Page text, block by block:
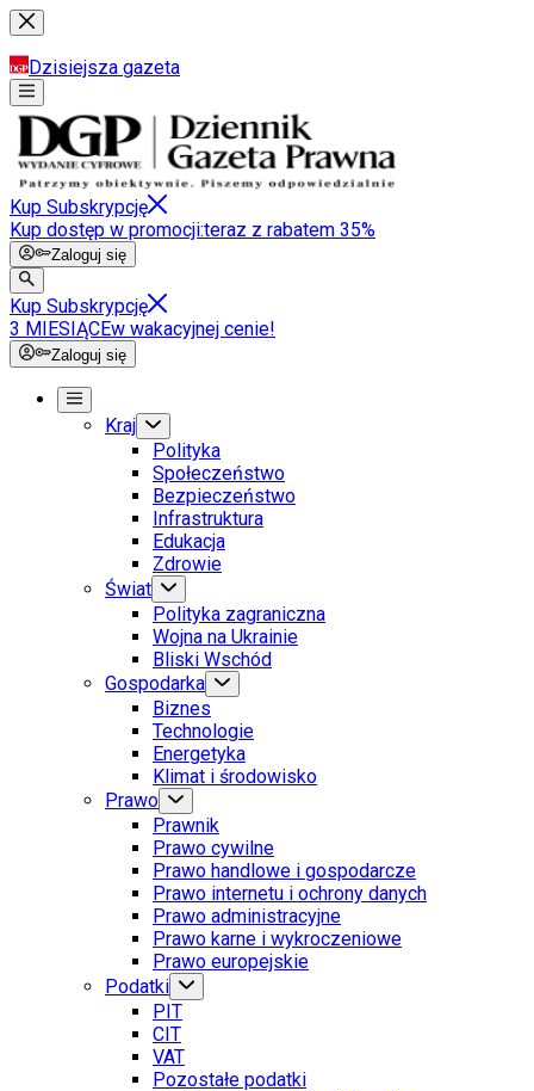
Dzisiejsza gazeta
Kup Subskrypcję
Kup dostęp w promocji:teraz z rabatem 35%
Zaloguj się
Kup Subskrypcję
3 MIESIĄCEw wakacyjnej cenie!
Zaloguj się
Kraj
Polityka
Społeczeństwo
Bezpieczeństwo
Infrastruktura
Edukacja
Zdrowie
Świat
Polityka zagraniczna
Wojna na Ukrainie
Bliski Wschód
Gospodarka
Biznes
Technologie
Energetyka
Klimat i środowisko
Prawo
Prawnik
Prawo cywilne
Prawo handlowe i gospodarcze
Prawo internetu i ochrony danych
Prawo administracyjne
Prawo karne i wykroczeniowe
Prawo europejskie
Podatki
PIT
CIT
VAT
Pozostałe podatki